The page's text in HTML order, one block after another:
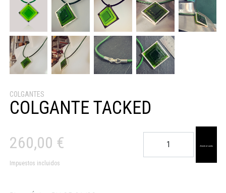
COLGANTES
COLGANTE TACKED
260,00 €
Impuestos incluidos
cantidad
Añadir al carrito